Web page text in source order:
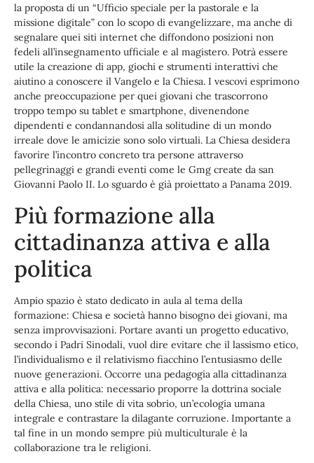
la proposta di un “Ufficio speciale per la pastorale e la
missione digitale” con lo scopo di evangelizzare, ma anche di
segnalare quei siti internet che diffondono posizioni non
fedeli all’insegnamento ufficiale e al magistero. Potrà essere
utile la creazione di app, giochi e strumenti interattivi che
aiutino a conoscere il Vangelo e la Chiesa. I vescovi esprimono
anche preoccupazione per quei giovani che trascorrono
troppo tempo su tablet e smartphone, divenendone
dipendenti e condannandosi alla solitudine di un mondo
irreale dove le amicizie sono solo virtuali. La Chiesa desidera
favorire l’incontro concreto tra persone attraverso
pellegrinaggi e grandi eventi come le Gmg create da san
Giovanni Paolo II. Lo sguardo è già proiettato a Panama 2019.
Più formazione alla
cittadinanza attiva e alla
politica
Ampio spazio è stato dedicato in aula al tema della
formazione: Chiesa e società hanno bisogno dei giovani, ma
senza improvvisazioni. Portare avanti un progetto educativo,
secondo i Padri Sinodali, vuol dire evitare che il lassismo etico,
l’individualismo e il relativismo fiacchino l’entusiasmo delle
nuove generazioni. Occorre una pedagogia alla cittadinanza
attiva e alla politica: necessario proporre la dottrina sociale
della Chiesa, uno stile di vita sobrio, un’ecologia umana
integrale e contrastare la dilagante corruzione. Importante a
tal fine in un mondo sempre più multiculturale è la
collaborazione tra le religioni.